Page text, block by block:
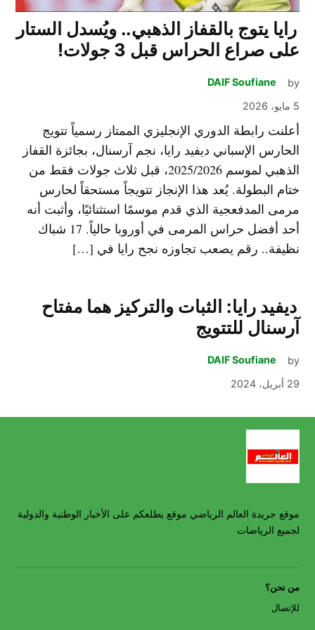
رايا يتوج بالقفاز الذهبي.. ويُسدل الستار
على صراع الحراس قبل 3 جولات!
by
DAIF Soufiane
5 مايو، 2026
أعلنت رابطة الدوري الإنجليزي الممتاز رسمياً تتويج
الحارس الإسباني ديفيد رايا، نجم آرسنال، بجائزة القفاز
الذهبي لموسم 2025/2026، قبل ثلاث جولات فقط من
ختام البطولة. يُعد هذا الإنجاز تتويجاً مستحقاً لحارس
مرمى المدفعجية الذي قدم موسمًا استثنائيًا، وأثبت أنه
أحد أفضل حراس المرمى في أوروبا حالياً. 17 شباك
نظيفة.. رقم يصعب تجاوزه نجح رايا في […]
ديفيد رايا: الثبات والتركيز هما مفتاح
آرسنال للتتويج
by
DAIF Soufiane
29 أبريل، 2024
موقع جريدة العالم الرياضي موقع يطلعكم على الأخبار الوطنية والدولية
لجميع الرياضات
من نحن؟
للإتصال